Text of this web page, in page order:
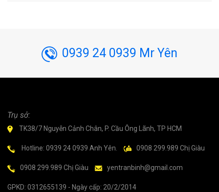
0939 24 0939 Mr Yên
Trụ sở:
TK38/7 Nguyễn Cảnh Chân, P. Cầu Ông Lãnh, TP HCM
Hotline: 0939 24 0939 Anh Yên. 0908 299.989 Chị Giàu
0908 299.989 Chị Giàu yentranbinh@gmail.com
GPKD: 0312655139 - Ngày cấp: 20/2/2014